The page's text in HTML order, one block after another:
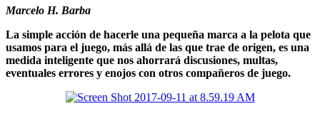
Marcelo H. Barba
La simple acción de hacerle una pequeña marca a la pelota que
usamos para el juego, más allá de las que trae de origen, es una
medida inteligente que nos ahorrará discusiones, multas,
eventuales errores y enojos con otros compañeros de juego.